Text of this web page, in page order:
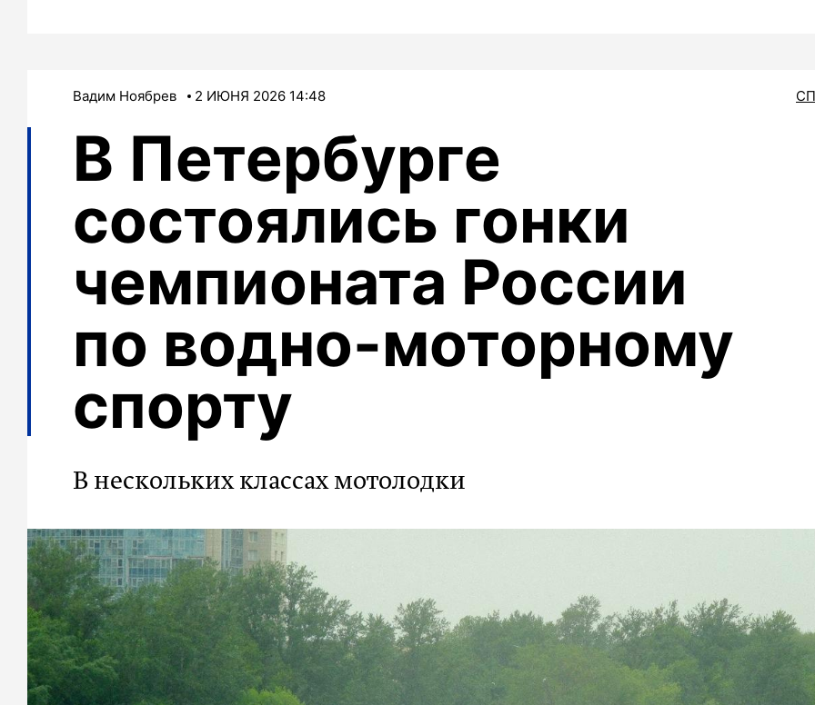
Вадим Ноябрев 2 ИЮНЯ 2026 14:48
В Петербурге
состоялись гонки
чемпионата России
по водно-моторному
спорту
В нескольких классах мотолодки